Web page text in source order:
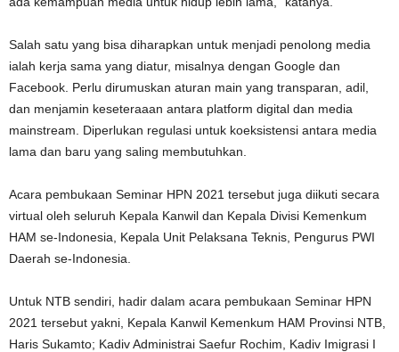
Salah satu yang bisa diharapkan untuk menjadi penolong media
ialah kerja sama yang diatur, misalnya dengan Google dan
Facebook. Perlu dirumuskan aturan main yang transparan, adil,
dan menjamin keseteraaan antara platform digital dan media
mainstream. Diperlukan regulasi untuk koeksistensi antara media
lama dan baru yang saling membutuhkan.
Acara pembukaan Seminar HPN 2021 tersebut juga diikuti secara
virtual oleh seluruh Kepala Kanwil dan Kepala Divisi Kemenkum
HAM se-Indonesia, Kepala Unit Pelaksana Teknis, Pengurus PWI
Daerah se-Indonesia.
Untuk NTB sendiri, hadir dalam acara pembukaan Seminar HPN
2021 tersebut yakni, Kepala Kanwil Kemenkum HAM Provinsi NTB,
Haris Sukamto; Kadiv Administrai Saefur Rochim, Kadiv Imigrasi I